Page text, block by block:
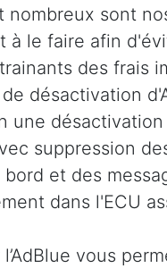
nombreux sont
à le faire afin
des frais
désactivation
une
suppression
et des
dans l'ECU
vous